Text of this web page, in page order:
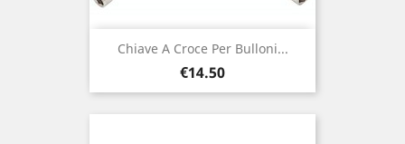
Chiave A Croce Per Bulloni...
Price
€14.50